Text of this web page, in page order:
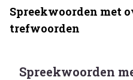
Spreekwoorden met
trefwoorden
Spreekwoorden